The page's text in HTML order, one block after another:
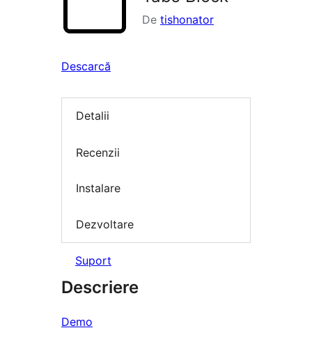
De tishonator
Descarcă
Detalii
Recenzii
Instalare
Dezvoltare
Suport
Descriere
Demo